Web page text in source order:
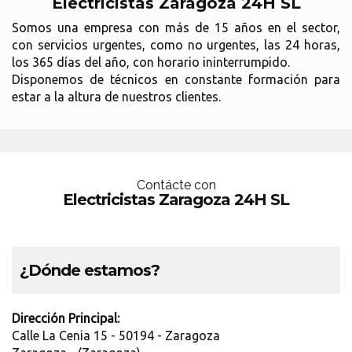
Somos una empresa con más de 15 años en el sector,
con servicios urgentes, como no urgentes, las 24 horas,
los 365 días del año, con horario ininterrumpido.
Disponemos de técnicos en constante formación para
estar a la altura de nuestros clientes.
Contácte con
Electricistas Zaragoza 24H SL
¿Dónde estamos?
Dirección Principal:
Calle La Cenia 15 - 50194 - Zaragoza